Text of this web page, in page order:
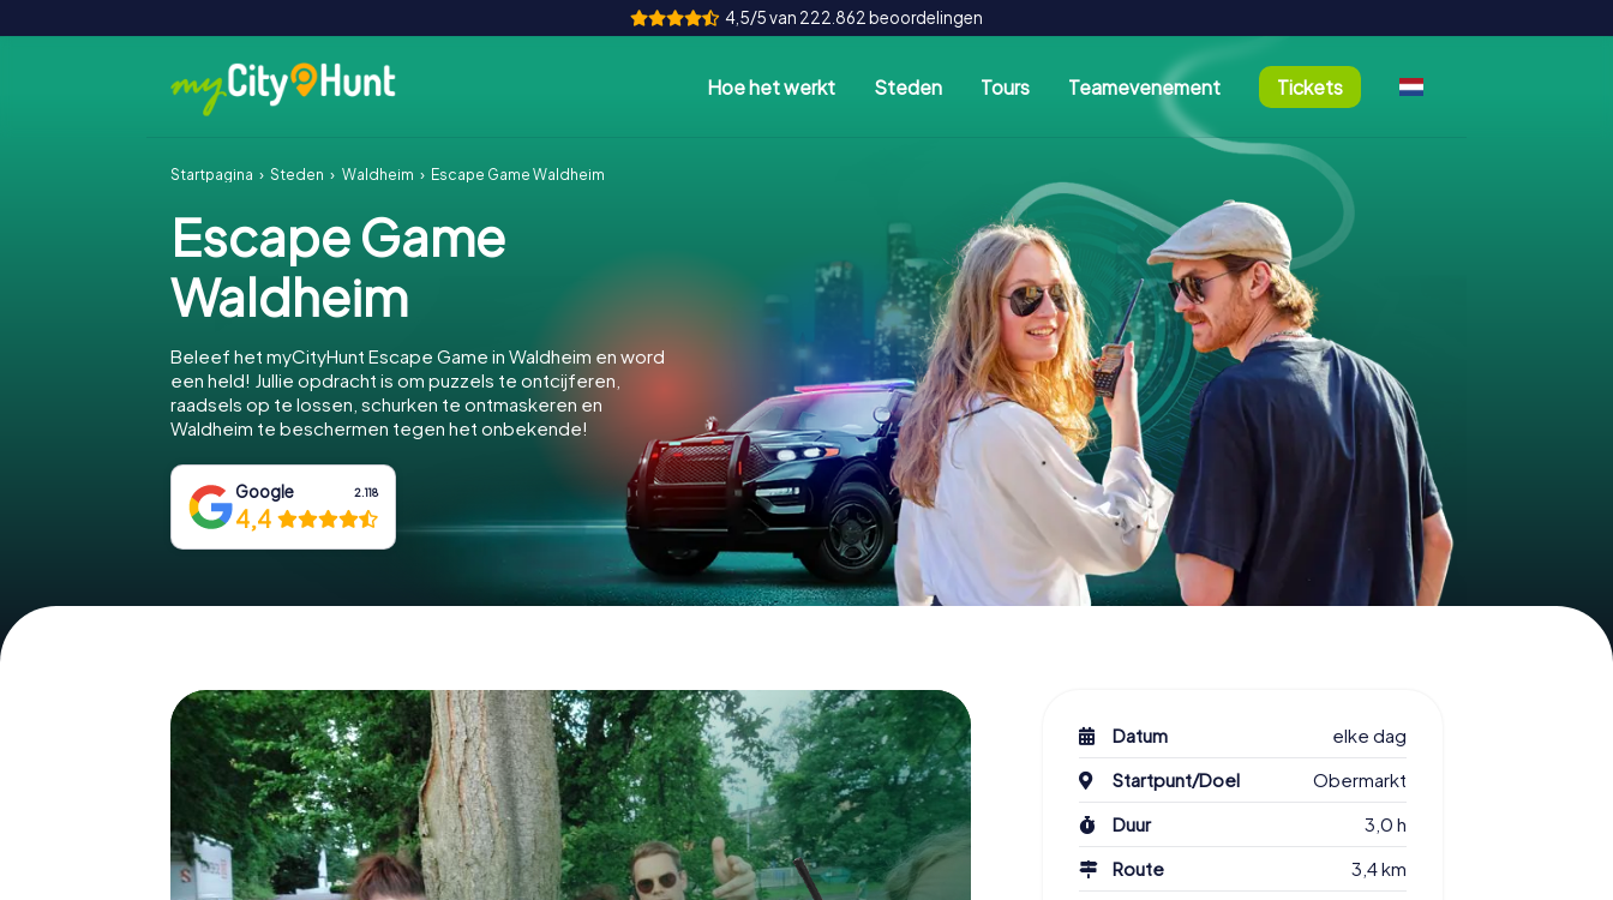
4,5/5 van 222.862 beoordelingen
Hoe het werkt Steden Tours Teamevenement Tickets
Startpagina Steden Waldheim Escape Game Waldheim
Escape Game
Waldheim
Beleef het myCityHunt Escape Game in Waldheim en word
een held! Jullie opdracht is om puzzels te ontcijferen,
raadsels op te lossen, schurken te ontmaskeren en
Waldheim te beschermen tegen het onbekende!
Google 2.118
4,4
Datum
elke dag
Startpunt/Doel
Obermarkt
Duur
3,0 h
Route
3,4 km